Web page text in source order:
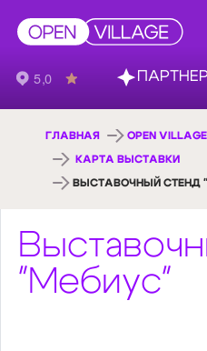
ГЛАВНАЯ OPEN
КАРТА ВЫСТАВКИ
ВЫСТАВОЧНЫЙ СТЕНД
"Мебиус"